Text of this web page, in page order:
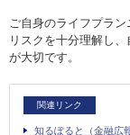
ご自身のライフプラ
リスクを十分理解し
が大切です。
関連リンク
知るぽると（金融広